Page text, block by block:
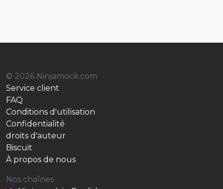
© 2026 Ninjamock.com
Service client
FAQ
Conditions d'utilisation
Confidentialité
droits d'auteur
Biscuit
À propos de nous
Nos chaînes